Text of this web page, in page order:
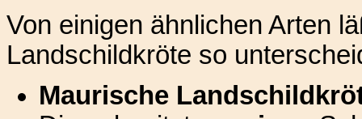
Von einigen ähnlichen Arten
Landschildkröte so
Maurische